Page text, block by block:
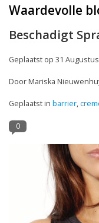
Spray Tan
Spray Tan Vloeistoffen
Salon verkoop
Verzorging / Accessoires
Onderdelen
Ventilatoren / Afzuiging
Waardevolle
Beschadigt
Geplaatst op 31
Door Mariska
Geplaatst in barrier,
0